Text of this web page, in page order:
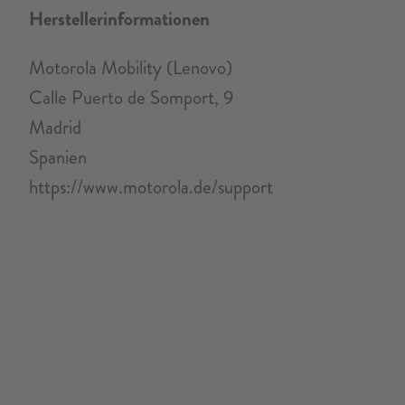
Herstellerinformationen
Motorola Mobility (Lenovo)
Calle Puerto de Somport, 9
Madrid
Spanien
https://www.motorola.de/support